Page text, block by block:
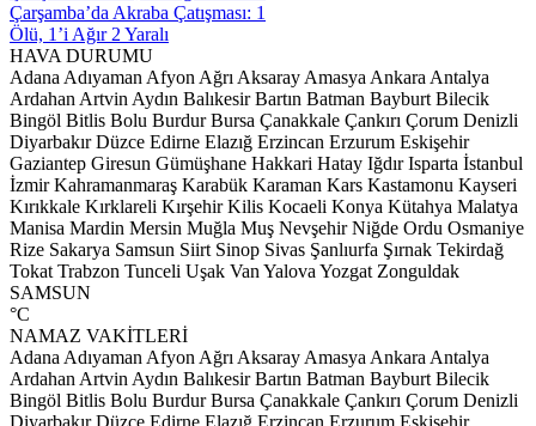
Çarşamba’da Akraba Çatışması: 1
Ölü, 1’i Ağır 2 Yaralı
HAVA DURUMU
Adana Adıyaman Afyon Ağrı Aksaray Amasya Ankara Antalya
Ardahan Artvin Aydın Balıkesir Bartın Batman Bayburt Bilecik
Bingöl Bitlis Bolu Burdur Bursa Çanakkale Çankırı Çorum Denizli
Diyarbakır Düzce Edirne Elazığ Erzincan Erzurum Eskişehir
Gaziantep Giresun Gümüşhane Hakkari Hatay Iğdır Isparta İstanbul
İzmir Kahramanmaraş Karabük Karaman Kars Kastamonu Kayseri
Kırıkkale Kırklareli Kırşehir Kilis Kocaeli Konya Kütahya Malatya
Manisa Mardin Mersin Muğla Muş Nevşehir Niğde Ordu Osmaniye
Rize Sakarya Samsun Siirt Sinop Sivas Şanlıurfa Şırnak Tekirdağ
Tokat Trabzon Tunceli Uşak Van Yalova Yozgat Zonguldak
SAMSUN
°C
NAMAZ VAKİTLERİ
Adana Adıyaman Afyon Ağrı Aksaray Amasya Ankara Antalya
Ardahan Artvin Aydın Balıkesir Bartın Batman Bayburt Bilecik
Bingöl Bitlis Bolu Burdur Bursa Çanakkale Çankırı Çorum Denizli
Diyarbakır Düzce Edirne Elazığ Erzincan Erzurum Eskişehir